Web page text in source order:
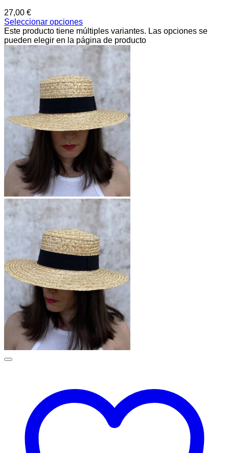
27,00 €
Seleccionar opciones
Este producto tiene múltiples variantes. Las opciones se
pueden elegir en la página de producto